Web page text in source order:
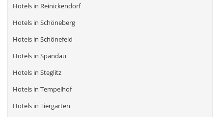
Hotels in Reinickendorf
Hotels in Schöneberg
Hotels in Schönefeld
Hotels in Spandau
Hotels in Steglitz
Hotels in Tempelhof
Hotels in Tiergarten